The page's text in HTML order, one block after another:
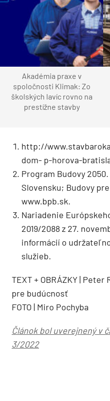
Akadémia praxe v
spoločnosti Klimak: Zo
školských lavíc rovno na
prestížne stavby
http://
dom- p-horova-
Program Budovy
Slovensku; Budovy
www.bpb.sk.
Nariadenie
2019/2088 z 27.
informácií o
služieb.
TEXT + OBRÁZKY |
pre budúcnosť
FOTO | Miro Pochyba
Článok bol uverejnený v
3/2022